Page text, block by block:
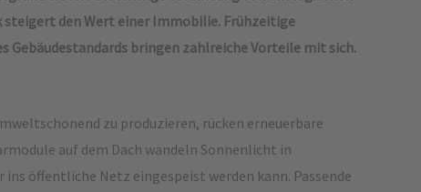
den Wert einer Immobilie. Frühzeitige
Gebäudestandards bringen zahlreiche Vorteile mit sich.
zu produzieren, rücken erneuerbare
auf dem Dach wandeln Sonnenlicht in
öffentliche Netz eingespeist werden kann. Passende